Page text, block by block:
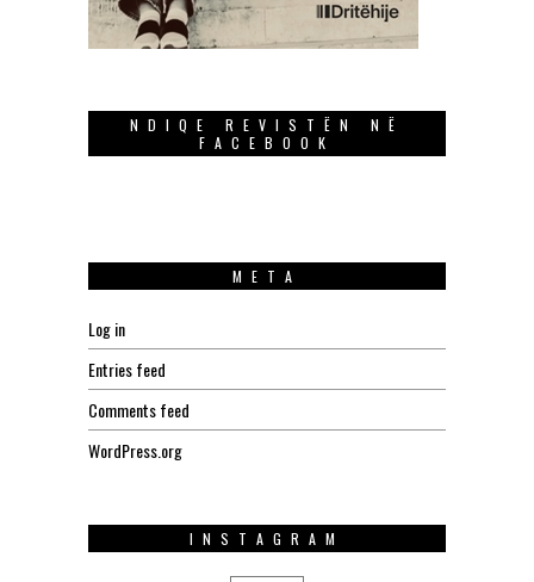
NDIQE REVISTËN NË
FACEBOOK
META
Log in
Entries feed
Comments feed
WordPress.org
INSTAGRAM